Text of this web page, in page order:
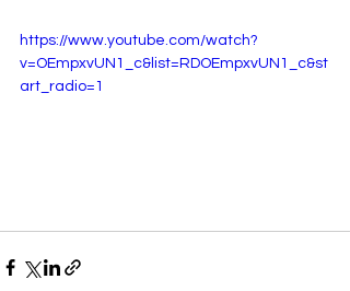
https://www.youtube.com/watch?
v=OEmpxvUN1_c&list=RDOEmpxvUN1_c&st
art_radio=1